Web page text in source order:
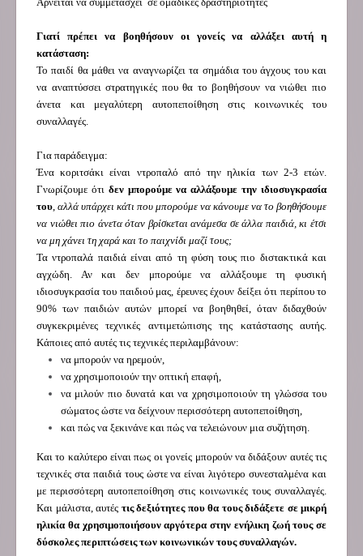
Γιατί πρέπει να βοηθήσουν οι γονείς να αλλάξει αυτή η
κατάσταση:
Το παιδί θα μάθει να αναγνωρίζει τα σημάδια του άγχους του και
να αναπτύσσει στρατηγικές που θα το βοηθήσουν να νιώθει πιο
άνετα και μεγαλύτερη αυτοπεποίθηση στις κοινωνικές του
συναλλαγές.
Για παράδειγμα:
Ένα κοριτσάκι είναι ντροπαλό από την ηλικία των 2-3 ετών.
Γνωρίζουμε ότι δεν μπορούμε να αλλάξουμε την ιδιοσυγκρασία
του, αλλά υπάρχει κάτι που μπορούμε να κάνουμε να το βοηθήσουμε
να νιώθει πιο άνετα όταν βρίσκεται ανάμεσα σε άλλα παιδιά, κι έτσι
να μη χάνει τη χαρά και το παιχνίδι μαζί τους;
Τα ντροπαλά παιδιά είναι από τη φύση τους πιο διστακτικά και
αγχώδη. Αν και δεν μπορούμε να αλλάξουμε τη φυσική
ιδιοσυγκρασία του παιδιού μας, έρευνες έχουν δείξει ότι περίπου το
90% των παιδιών αυτών μπορεί να βοηθηθεί, όταν διδαχθούν
συγκεκριμένες τεχνικές αντιμετώπισης της κατάστασης αυτής.
Κάποιες από αυτές τις τεχνικές περιλαμβάνουν:
να μπορούν να ηρεμούν,
να χρησιμοποιούν την οπτική επαφή,
να μιλούν πιο δυνατά και να χρησιμοποιούν τη γλώσσα του
σώματος ώστε να δείχνουν περισσότερη αυτοπεποίθηση,
και πώς να ξεκινάνε και πώς να τελειώνουν μια συζήτηση.
Και το καλύτερο είναι πως οι γονείς μπορούν να διδάξουν αυτές τις
τεχνικές στα παιδιά τους ώστε να είναι λιγότερο συνεσταλμένα και
με περισσότερη αυτοπεποίθηση στις κοινωνικές τους συναλλαγές.
Και μάλιστα, αυτές τις δεξιότητες που θα τους διδάξετε σε μικρή
ηλικία θα χρησιμοποιήσουν αργότερα στην ενήλικη ζωή τους σε
δύσκολες περιπτώσεις των κοινωνικών τους συναλλαγών.